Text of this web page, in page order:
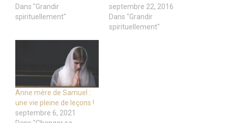
Dans "Grandir
spirituellement"
septembre 22, 2016
Dans "Grandir
spirituellement"
Anne mère de Samuel :
une vie pleine de leçons !
septembre 6, 2021